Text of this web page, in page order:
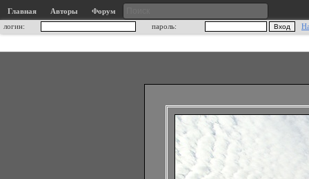
Главная Авторы
Форум
логин:
пароль: